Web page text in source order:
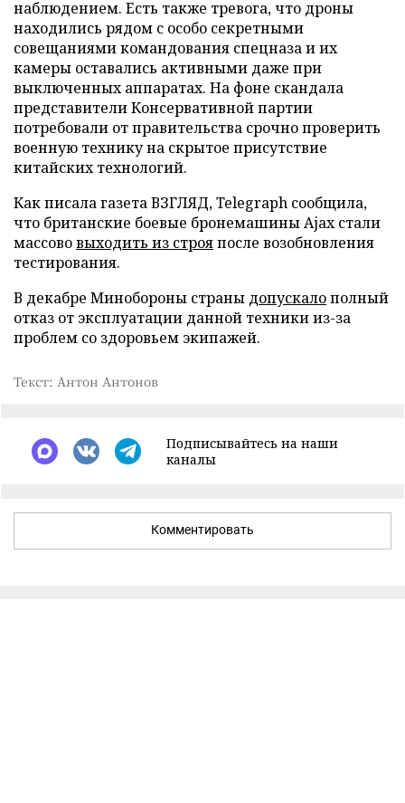
наблюдением. Есть также тревога, что дроны
находились рядом с особо секретными
совещаниями командования спецназа и их
камеры оставались активными даже при
выключенных аппаратах. На фоне скандала
представители Консервативной партии
потребовали от правительства срочно проверить
военную технику на скрытое присутствие
китайских технологий.
Как писала газета ВЗГЛЯД, Telegraph сообщила,
что британские боевые бронемашины Ajax стали
массововыходить из строяпосле возобновления
тестирования.
В декабре Минобороны страны допускалополный
отказ от эксплуатации данной техники из-за
проблем со здоровьем экипажей.
Текст: Антон Антонов
Подписывайтесь на наши
каналы
Комментировать